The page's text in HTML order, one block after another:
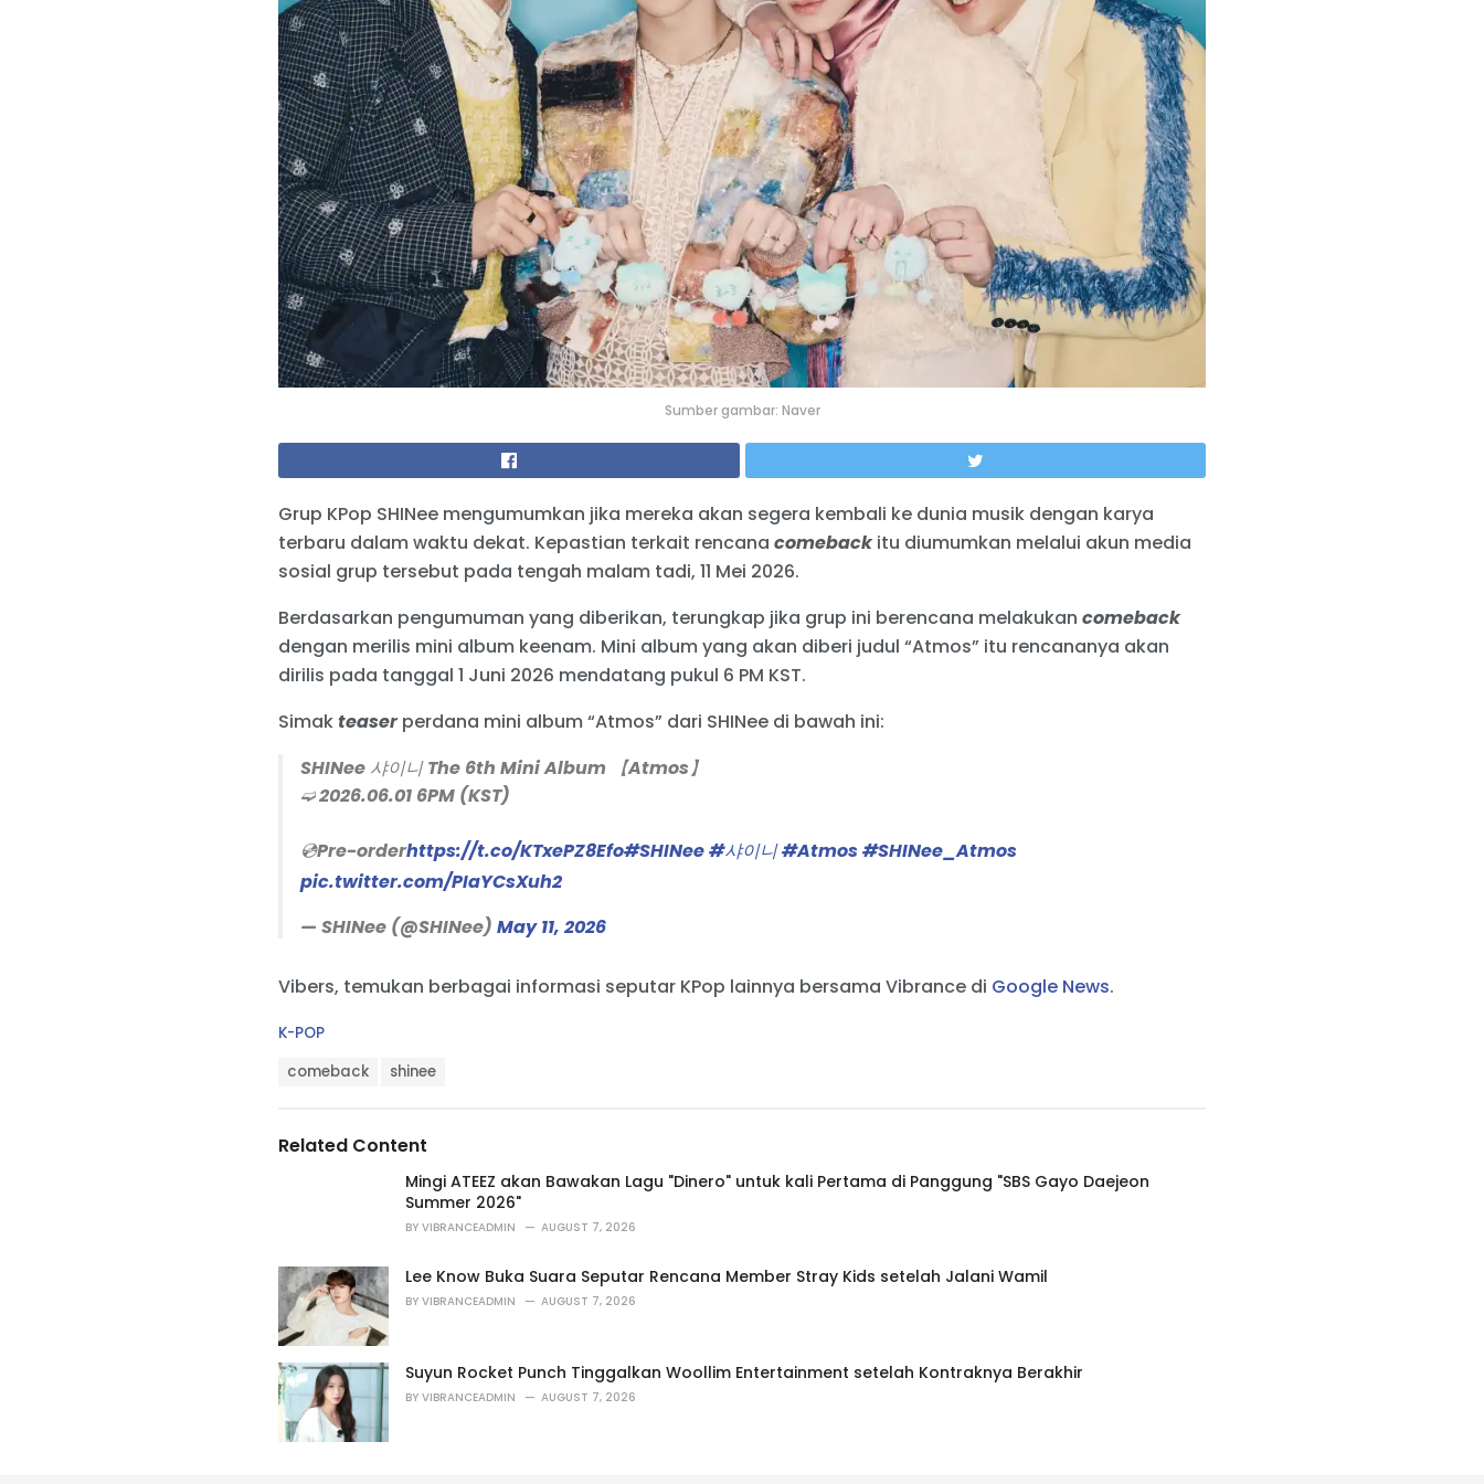
Sumber gambar: Naver
Grup KPop SHINee mengumumkan jika mereka akan segera kembali ke dunia musik dengan karya
terbaru dalam waktu dekat. Kepastian terkait rencana comebackitu diumumkan melalui akun media
sosial grup tersebut pada tengah malam tadi, 11 Mei 2026.
Berdasarkan pengumuman yang diberikan, terungkap jika grup ini berencana melakukan comeback
dengan merilis mini album keenam. Mini album yang akan diberi judul “Atmos” itu rencananya akan
dirilis pada tanggal 1 Juni 2026 mendatang pukul 6 PM KST.
Simakteaserperdana mini album “Atmos” dari SHINee di bawah ini:
SHINee 샤이니 The 6th Mini Album 【Atmos】
➫ 2026.06.01 6PM (KST)
💿Pre-orderhttps://t.co/KTxePZ8Efo#SHINee#샤이니#Atmos#SHINee_Atmos
pic.twitter.com/PIaYCsXuh2
— SHINee (@SHINee) May 11, 2026
Vibers, temukan berbagai informasi seputar KPop lainnya bersama Vibrance di Google News.
C
r
K-POP
:
comeback shinee
Related Content
Mingi ATEEZ akan Bawakan Lagu "Dinero" untuk kali Pertama di Panggung "SBS Gayo Daejeon
Summer 2026"
BY VIBRANCEADMIN AUGUST 7, 2026
Lee Know Buka Suara Seputar Rencana Member Stray Kids setelah Jalani Wamil
BY VIBRANCEADMIN AUGUST 7, 2026
Suyun Rocket Punch Tinggalkan Woollim Entertainment setelah Kontraknya Berakhir
BY VIBRANCEADMIN AUGUST 7, 2026